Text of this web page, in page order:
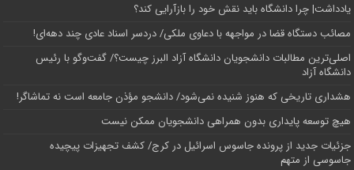
یادداشت| چرا دانشگاه باید نقش خود را بازآرایی کند؟
مصائب دستگاه قضا در مواجهه با دعاوی ملکی/ دردسر اسناد عادی چند‌ دهه‌ای!
اصلی‌ترین مطالبات دانشجویان دانشگاه آزاد البرز چیست؟/ گفت‌وگو با رئیس
دانشگاه آز‌اد
هشداری تاریخی که هنوز شنیده نمی‌شود/ دانشجو مؤذن جامعه است نه تماشاگر!
هیچ توسعه پایداری بدون همراهی دانشجویان ممکن نیست
جزئیات جدید از پرونده جاسوس اسرائیل در کرج/‌ کشف تجهیزات پیچیده
جاسوسی از متهم